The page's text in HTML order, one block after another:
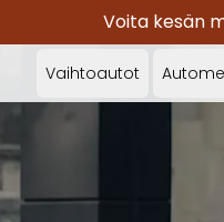
Voita kesän
Vaihtoautot